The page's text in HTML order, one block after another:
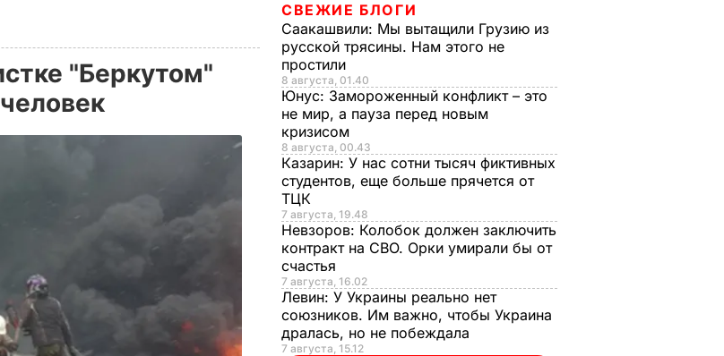
"Беркутом"
СВЕЖИЕ БЛОГИ
Саакашвили: Мы вытащили Грузию из
русской трясины. Нам этого не
простили
8 августа, 01.40
Юнус: Замороженный конфликт – это
не мир, а пауза перед новым
кризисом
8 августа, 00.43
Казарин: У нас сотни тысяч фиктивных
студентов, еще больше прячется от
ТЦК
7 августа, 19.48
Невзоров: Колобок должен заключить
контракт на СВО. Орки умирали бы от
счастья
7 августа, 16.02
Левин: У Украины реально нет
союзников. Им важно, чтобы Украина
дралась, но не побеждала
7 августа, 15.12